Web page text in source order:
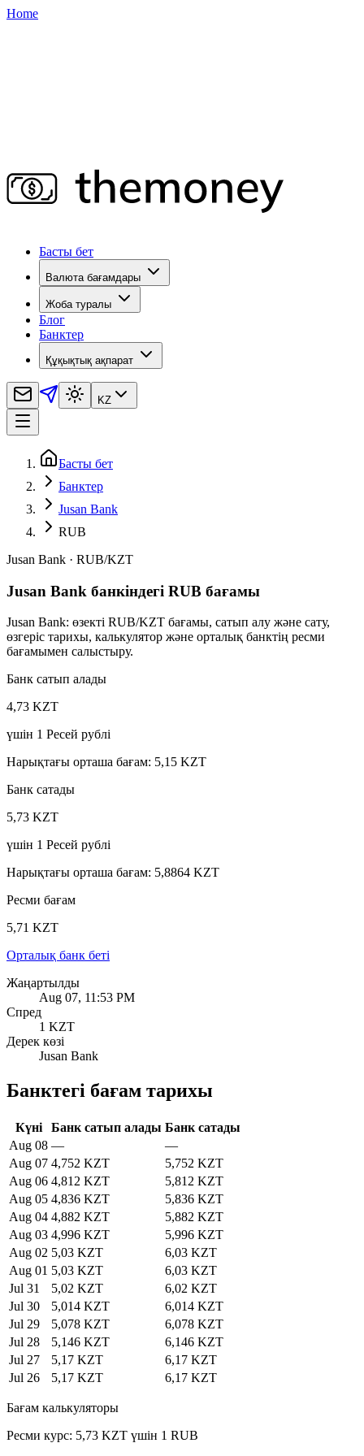
Home
Басты бет
Валюта бағамдары
Жоба туралы
Блог
Банктер
Құқықтық ақпарат
KZ
Басты бет
Банктер
Jusan Bank
RUB
Jusan Bank · RUB/KZT
Jusan Bank банкіндегі RUB бағамы
Jusan Bank: өзекті RUB/KZT бағамы, сатып алу және сату,
өзгеріс тарихы, калькулятор және орталық банктің ресми
бағамымен салыстыру.
Банк сатып алады
4,73 KZT
үшін 1 Ресей рублі
Нарықтағы орташа бағам: 5,15 KZT
Банк сатады
5,73 KZT
үшін 1 Ресей рублі
Нарықтағы орташа бағам: 5,8864 KZT
Ресми бағам
5,71 KZT
Орталық банк беті
Жаңартылды
Aug 07, 11:53 PM
Спред
1 KZT
Дерек көзі
Jusan Bank
Банктегі бағам тарихы
Күні Банк сатып алады Банк сатады
Aug 08 —
—
Aug 07 4,752 KZT
5,752 KZT
Aug 06 4,812 KZT
5,812 KZT
Aug 05 4,836 KZT
5,836 KZT
Aug 04 4,882 KZT
5,882 KZT
Aug 03 4,996 KZT
5,996 KZT
Aug 02 5,03 KZT
6,03 KZT
Aug 01 5,03 KZT
6,03 KZT
Jul 31
5,02 KZT
6,02 KZT
Jul 30
5,014 KZT
6,014 KZT
Jul 29
5,078 KZT
6,078 KZT
Jul 28
5,146 KZT
6,146 KZT
Jul 27
5,17 KZT
6,17 KZT
Jul 26
5,17 KZT 6,17 KZT
Бағам калькуляторы
Ресми курс: 5,73 KZT үшін 1 RUB